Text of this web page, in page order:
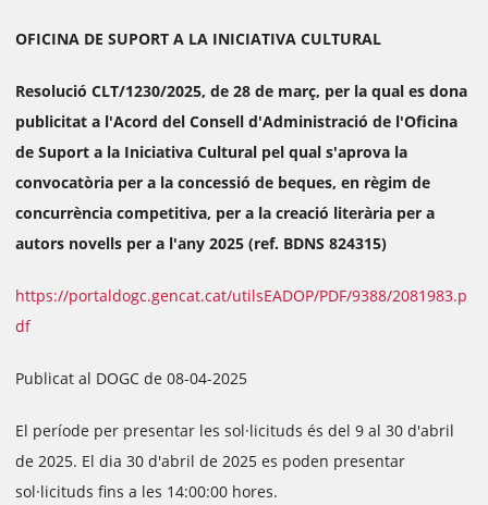
OFICINA DE SUPORT A LA INICIATIVA CULTURAL
Resolució CLT/1230/2025, de 28 de març, per la qual es dona
publicitat a l'Acord del Consell d'Administració de l'Oficina
de Suport a la Iniciativa Cultural pel qual s'aprova la
convocatòria per a la concessió de beques, en règim de
concurrència competitiva, per a la creació literària per a
autors novells per a l'any 2025 (ref. BDNS 824315)
https://portaldogc.gencat.cat/utilsEADOP/PDF/9388/2081983.p
df
Publicat al DOGC de 08-04-2025
El període per presentar les sol·licituds és del 9 al 30 d'abril
de 2025. El dia 30 d'abril de 2025 es poden presentar
sol·licituds fins a les 14:00:00 hores.